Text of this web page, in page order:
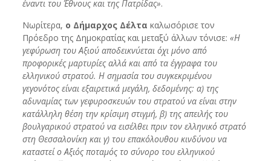
έναντι του Έθνους και της Πατρίδας».
Νωρίτερα, ο Δήμαρχος Δέλτα καλωσόρισε τον
Πρόεδρο της Δημοκρατίας και μεταξύ άλλων τόνισε: «Η
γεφύρωση του Αξιού αποδεικνύεται όχι μόνο από
προφορικές μαρτυρίες αλλά και από τα έγγραφα του
ελληνικού στρατού. Η σημασία του συγκεκριμένου
γεγονότος είναι εξαιρετικά μεγάλη, δεδομένης: α) της
αδυναμίας των γεφυροσκευών του στρατού να είναι στην
κατάλληλη θέση την κρίσιμη στιγμή, β) της απειλής του
βουλγαρικού στρατού να εισέλθει πριν τον ελληνικό στρατό
στη Θεσσαλονίκη και γ) του επακόλουθου κινδύνου να
καταστεί ο Αξιός ποταμός το σύνορο του ελληνικού